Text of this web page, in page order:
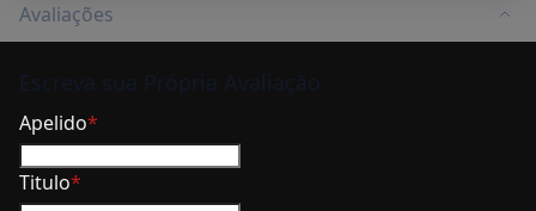
Avaliações
Escreva sua Própria Avaliação
Apelido
Titulo